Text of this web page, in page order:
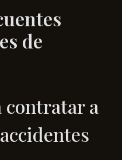
de
contratar a